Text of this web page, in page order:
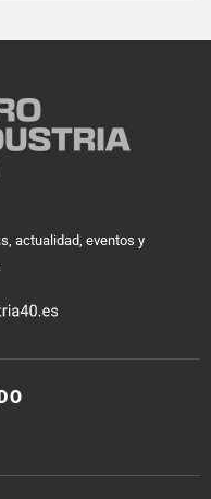
actualidad, eventos y